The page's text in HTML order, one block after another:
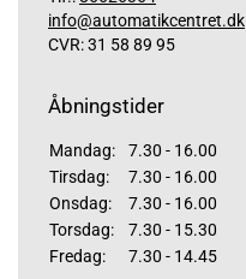
info@automatikcentret.dk
CVR: 31 58 89 95
Åbningstider
Mandag:
7.30 - 16.00
Tirsdag:
7.30 - 16.00
Onsdag:
7.30 - 16.00
Torsdag:
7.30 - 15.30
Fredag:
7.30 - 14.45